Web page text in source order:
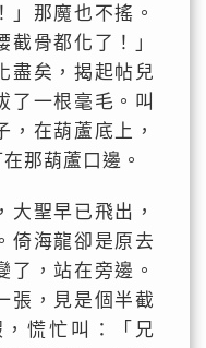
」那魔也不搖。
截骨都化了！」
盡矣，揭起帖兒
了一根毫毛。叫
，在葫蘆底上，
那葫蘆口邊。
大聖早已飛出，
倚海龍卻是原去
了，站在旁邊。
張，見是個半截
慌忙叫：「兄